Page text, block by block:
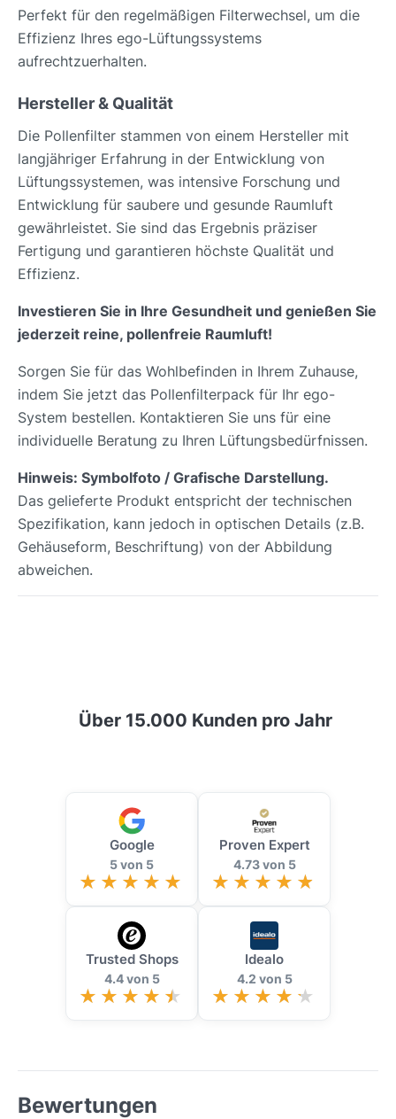
Perfekt für den regelmäßigen Filterwechsel, um die
Effizienz Ihres ego-Lüftungssystems
aufrechtzuerhalten.
Hersteller & Qualität
Die Pollenfilter stammen von einem Hersteller mit
langjähriger Erfahrung in der Entwicklung von
Lüftungssystemen, was intensive Forschung und
Entwicklung für saubere und gesunde Raumluft
gewährleistet. Sie sind das Ergebnis präziser
Fertigung und garantieren höchste Qualität und
Effizienz.
Investieren Sie in Ihre Gesundheit und genießen Sie
jederzeit reine, pollenfreie Raumluft!
Sorgen Sie für das Wohlbefinden in Ihrem Zuhause,
indem Sie jetzt das Pollenfilterpack für Ihr ego-
System bestellen. Kontaktieren Sie uns für eine
individuelle Beratung zu Ihren Lüftungsbedürfnissen.
Hinweis: Symbolfoto / Grafische Darstellung.
Das gelieferte Produkt entspricht der technischen
Spezifikation, kann jedoch in optischen Details (z.B.
Gehäuseform, Beschriftung) von der Abbildung
abweichen.
Über 15.000 Kunden pro Jahr
Google
5 von 5
Proven Expert
4.73 von 5
Trusted Shops
4.4 von 5
Idealo
4.2 von 5
Bewertungen